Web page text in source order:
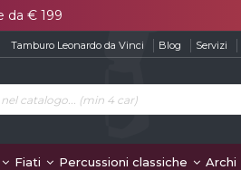
da € 199
Tamburo Leonardo da Vinci Blog Servizi
Fiati Percussioni classiche Archi